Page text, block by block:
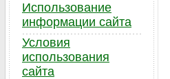
Использование
информации сайта
Условия
использования
сайта